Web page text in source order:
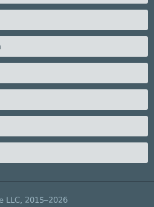
LLC, 2015–2026